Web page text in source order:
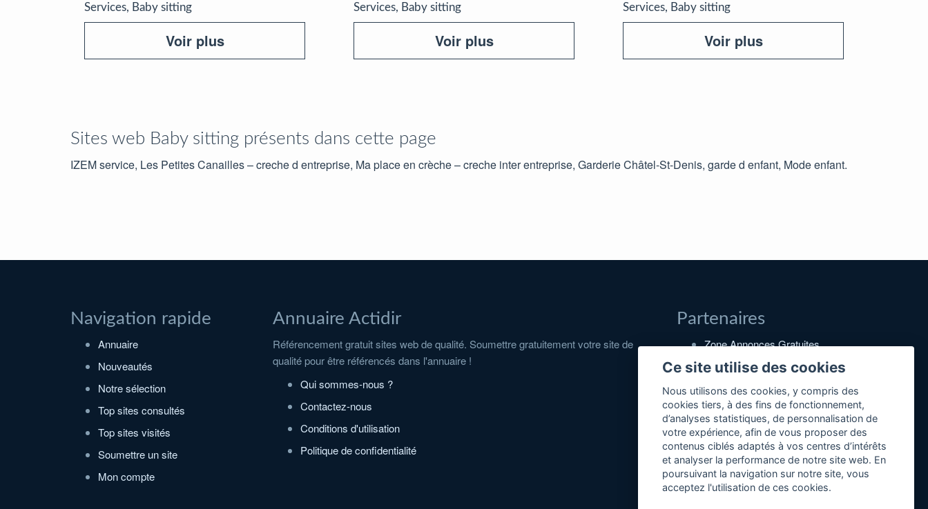
Services, Baby sitting
Voir plus
Services, Baby sitting
Voir plus
Services, Baby sitting
Voir plus
Sites web Baby sitting présents dans cette page
IZEM service, Les Petites Canailles – creche d entreprise, Ma place en crèche – creche inter entreprise, Garderie Châtel-St-Denis, garde d enfant, Mode enfant.
Navigation rapide
Annuaire
Nouveautés
Notre sélection
Top sites consultés
Top sites visités
Soumettre un site
Mon compte
Annuaire Actidir
Référencement gratuit sites web de qualité. Soumettre gratuitement votre site de
qualité pour être référencés dans l'annuaire !
Qui sommes-nous ?
Contactez-nous
Conditions d'utilisation
Politique de confidentialité
Partenaires
Zone Annonces Gratuites
Locations vacances entre
Ruedesvacances
Crédit photos
Ce site utilise des cookies
Nous utilisons des cookies, y compris des
cookies tiers, à des fins de fonctionnement,
d’analyses statistiques, de personnalisation de
votre expérience, afin de vous proposer des
contenus ciblés adaptés à vos centres d’intérêts
et analyser la performance de notre site web. En
poursuivant la navigation sur notre site, vous
acceptez l'utilisation de ces cookies.